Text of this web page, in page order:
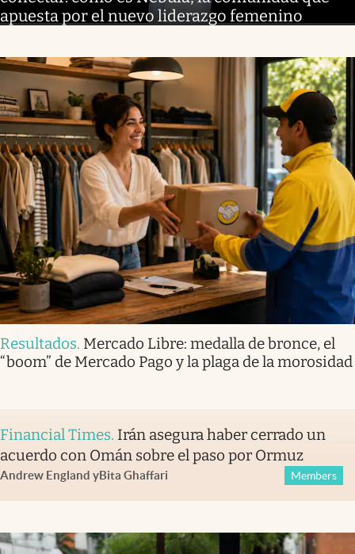
apuesta por el nuevo liderazgo femenino
Resultados. Mercado Libre: medalla de bronce, el
“boom” de Mercado Pago y la plaga de la morosidad
Financial Times. Irán asegura haber cerrado un
acuerdo con Omán sobre el paso por Ormuz
Andrew England yBita Ghaffari Members